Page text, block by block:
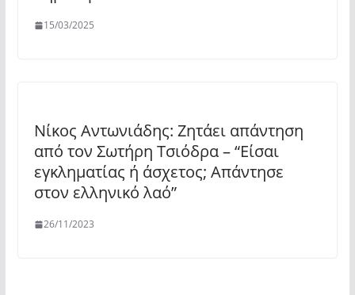
15/03/2025
Νίκος Αντωνιάδης: Ζητάει απάντηση
από τον Σωτήρη Τσιόδρα – “Είσαι
εγκληματίας ή άσχετος; Απάντησε
στον ελληνικό λαό”
26/11/2023